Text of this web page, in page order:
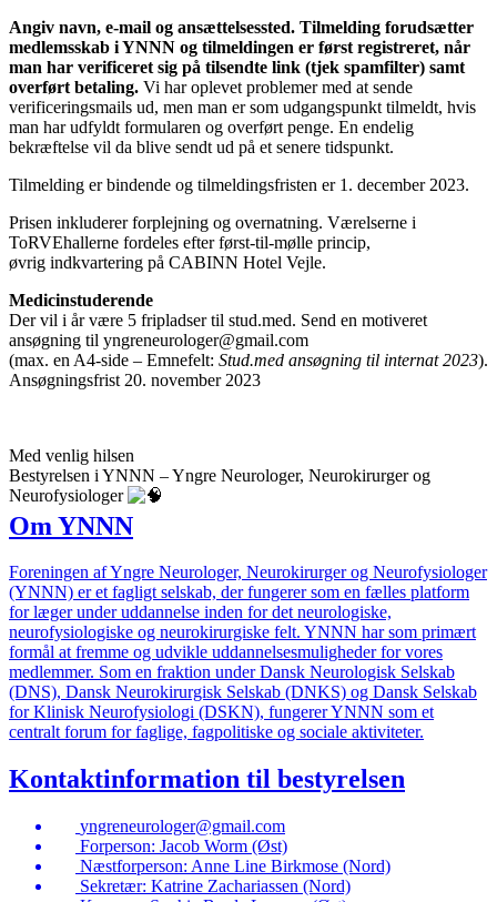
Angiv navn, e-mail og ansættelsessted. Tilmelding forudsætter
medlemsskab i YNNN og tilmeldingen er først registreret, når
man har verificeret sig på tilsendte link (tjek spamfilter) samt
overført betaling. Vi har oplevet problemer med at sende
verificeringsmails ud, men man er som udgangspunkt tilmeldt, hvis
man har udfyldt formularen og overført penge. En endelig
bekræftelse vil da blive sendt ud på et senere tidspunkt.
Tilmelding er bindende og tilmeldingsfristen er 1 . december 2023.
Prisen inkluderer forplejning og overnatning. Værelserne i
ToRVEhallerne fordeles efter først-til-mølle princip,
øvrig indkvartering på CABINN Hotel Vejle.
Medicinstuderende
Der vil i år være 5 fripladser til stud.med. Send en motiveret
ansøgning til yngreneurologer@gmail.com
(max. en A4-side – Emnefelt: Stud.med ansøgning til internat 2023).
Ansøgningsfrist 20. november 2023
Med venlig hilsen
Bestyrelsen i YNNN – Yngre Neurologer, Neurokirurger og
Neurofysiologer
Om YNNN
Foreningen af Yngre Neurologer, Neurokirurger og Neurofysiologer
(YNNN) er et fagligt selskab, der fungerer som en fælles platform
for læger under uddannelse inden for det neurologiske,
neurofysiologiske og neurokirurgiske felt. YNNN har som primært
formål at fremme og udvikle uddannelsesmuligheder for vores
medlemmer. Som en fraktion under Dansk Neurologisk Selskab
(DNS), Dansk Neurokirurgisk Selskab (DNKS) og Dansk Selskab
for Klinisk Neurofysiologi (DSKN), fungerer YNNN som et
centralt forum for faglige, fagpolitiske og sociale aktiviteter.
Kontaktinformation til bestyrelsen
yngreneurologer@gmail.com
Forperson: Jacob Worm (Øst)
Næstforperson: Anne Line Birkmose (Nord)
Sekretær: Katrine Zachariassen (Nord)